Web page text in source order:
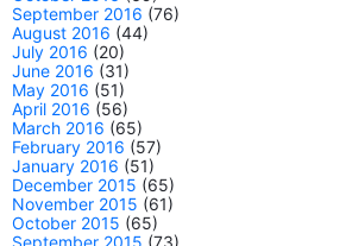
September 2016 (76)
August 2016 (44)
July 2016 (20)
June 2016 (31)
May 2016 (51)
April 2016 (56)
March 2016 (65)
February 2016 (57)
January 2016 (51)
December 2015 (65)
November 2015 (61)
October 2015 (65)
September 2015 (73)